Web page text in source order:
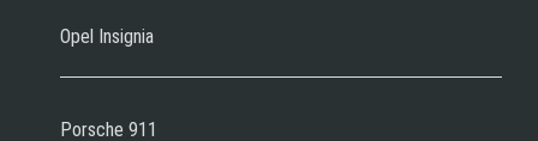
Opel Insignia
Porsche 911